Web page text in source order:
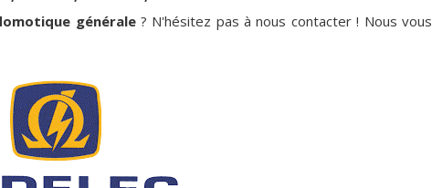
générale? N'hésitez pas à nous contacter ! Nous vous